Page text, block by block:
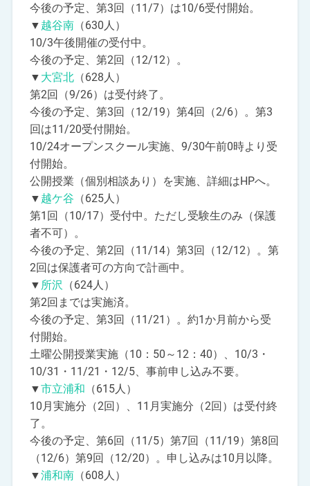
今後の予定、第3回（11/7）は10/6受付開始。
▼ 越谷南（630人）
10/3午後開催の受付中。
今後の予定、第2回（12/12）。
▼ 大宮北（628人）
第2回（9/26）は受付終了。
今後の予定、第3回（12/19）第4回（2/6）。第3
回は11/20受付開始。
10/24オープンスクール実施、9/30午前0時より受
付開始。
公開授業（個別相談あり）を実施、詳細はHPへ。
▼ 越ケ谷 （625人）
第1回（10/17）受付中。ただし受験生のみ（保護
者不可）。
今後の予定、第2回（11/14）第3回（12/12）。第
2回は保護者可の方向で計画中。
▼ 所沢 （624人）
第2回までは実施済。
今後の予定、第3回（11/21）。約1か月前から受
付開始。
土曜公開授業実施（10：50～12：40）、10/3・
10/31・11/21・12/5、事前申し込み不要。
▼市立浦和 （615人）
10月実施分（2回）、11月実施分（2回）は受付終
了。
今後の予定、第6回（11/5）第7回（11/19）第8回
（12/6）第9回（12/20）。申し込みは10月以降。
▼浦和南（608人）